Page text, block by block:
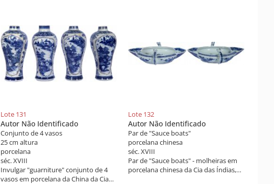
Lote 131
Autor Não Identificado
Conjunto de 4 vasos
25 cm altura
porcelana
séc. XVIII
Invulgar "guarniture" conjunto de 4
vasos em porcelana da China da Cia
Lote 132
Autor Não Identificado
Par de "Sauce boats"
porcelana chinesa
séc. XVIII
Par de "Sauce boats" - molheiras em
porcelana chinesa da Cia das Índias,